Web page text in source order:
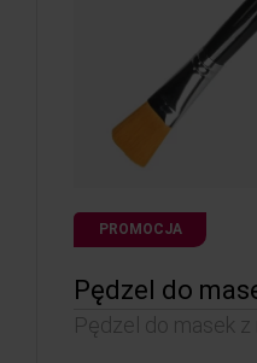
PROMOCJA
Pędzel do
Pędzel do masek